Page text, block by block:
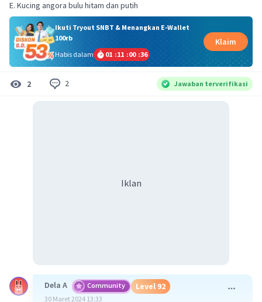
E. Kucing angora bulu hitam dan putih
Ikuti Tryout SNBT & Menangkan E-Wallet
100rb
Habis dalam
01 :11 :00 :35
Klaim
2 2 Jawaban terverifikasi
Iklan
Dela A Community Level 92
30 Maret 2024 13:33